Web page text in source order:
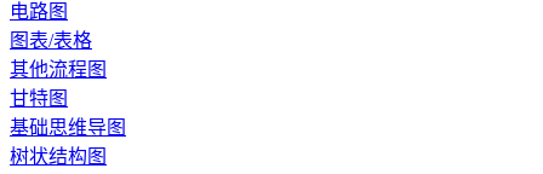
电路图
图表/表格
其他流程图
甘特图
基础思维导图
树状结构图